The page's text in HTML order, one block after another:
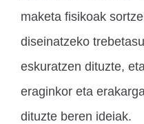
maketa fisikoak
diseinatzeko
eskuratzen dituzte,
eraginkor eta
dituzte beren ideiak.